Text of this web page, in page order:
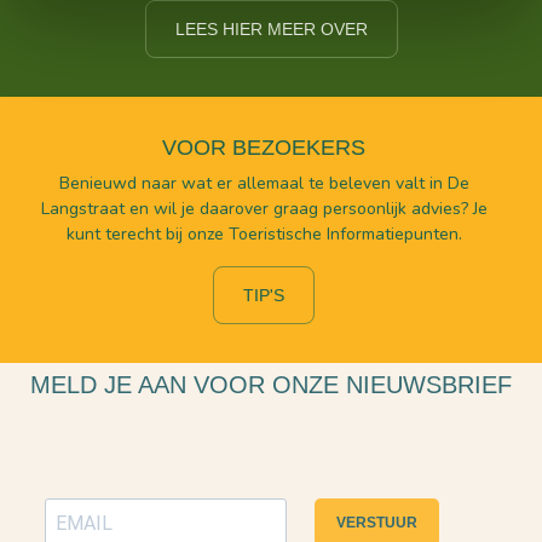
LEES HIER MEER OVER
VOOR BEZOEKERS
Benieuwd naar wat er allemaal te beleven valt in De
Langstraat en wil je daarover graag persoonlijk advies? Je
kunt terecht bij onze Toeristische Informatiepunten.
TIP'S
MELD JE AAN VOOR ONZE NIEUWSBRIEF
VERSTUUR